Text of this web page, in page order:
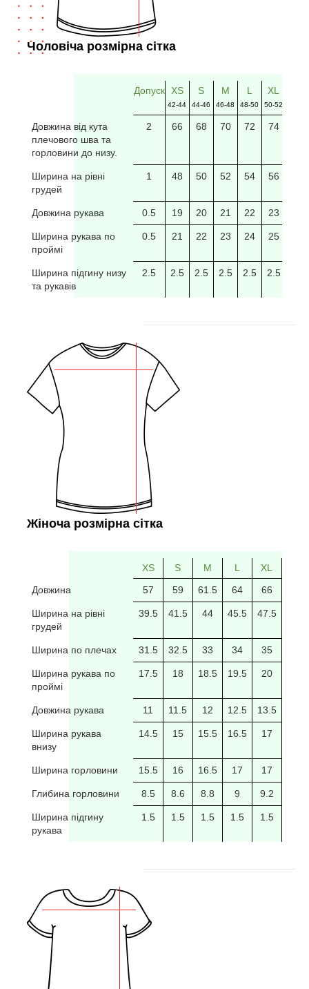
Чоловіча розмірна сітка
Допуск XS
42-44
S
44-46
M
46-48
L
48-50
XL
50-52
Довжина від кута
плечового шва та
горловини до низу.
2 66 68 70 72 74
Ширина на рівні
грудей
1 48 50 52 54 56
Довжина рукава 0.5 19 20 21 22 23
Ширина рукава по
проймі
0.5 21 22 23 24 25
Ширина підгину низу
та рукавів
2.5 2.5 2.5 2.5 2.5 2.5
Жіноча розмірна сітка
XS S M L XL
Довжина
57 59 61.5 64 66
Ширина на рівні
грудей
39.5 41.5 44 45.5 47.5
Ширина по плечах 31.5 32.5 33 34 35
Ширина рукава по
проймі
17.5 18 18.5 19.5 20
Довжина рукава 11 11.5 12 12.5 13.5
Ширина рукава
внизу
14.5 15 15.5 16.5 17
Ширина горловини 15.5 16 16.5 17 17
Глибина горловини 8.5 8.6 8.8 9 9.2
Ширина підгину
рукава
1.5 1.5 1.5 1.5 1.5